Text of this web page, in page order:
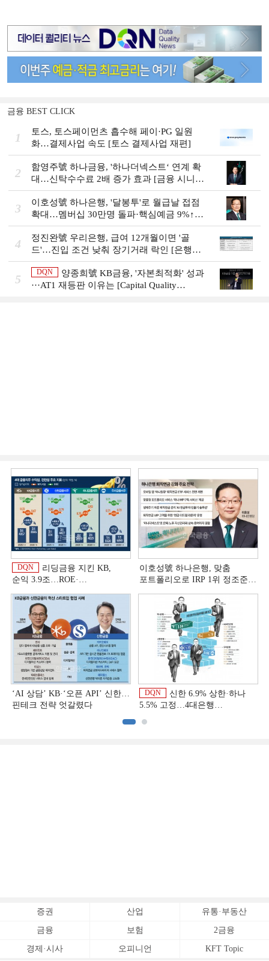
금융 BEST CLICK
1
토스, 토스페이먼츠 흡수해 페이·PG 일원
화…결제사업 속도 [토스 결제사업 재편]
2
함영주號 하나금융, '하나더넥스트‘ 연계 확
대…신탁수수료 2배 증가 효과 [금융 시니어
비즈니스 돋보기]
3
이호성號 하나은행, '달봉투'로 월급날 접점
확대…멤버십 30만명 돌파·핵심예금 9%↑
[은행권 머니무브 대응 전략]
4
정진완號 우리은행, 급여 12개월이면 '골
드'…진입 조건 낮춰 장기거래 락인 [은행권
머니무브 대응 전략]
5
DQN
양종희號 KB금융, '자본최적화' 성과
···AT1 재등판 이유는 [Capital Quality
DQN
리딩금융 지킨 KB,
순익 3.9조…ROE·
상반기 금융 리그테이블]
이호성號 하나은행, 맞춤
포트폴리오로 IRP 1위 정조준
‘AI 상담’ KB·‘오픈 API’ 신한…
핀테크 전략 엇갈렸다
DQN
신한 6.9% 상한·하나
5.5% 고정…4대은행
증권 산업 유통·부동산
금융 보험 2금융
경제·시사 오피니언 KFT Topic